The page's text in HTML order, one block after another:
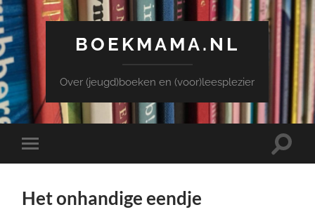
BOEKMAMA.NL
Over (jeugd)boeken en (voor)leesplezier
Toggle
mobiel
Toggle
Het onhandige eendje